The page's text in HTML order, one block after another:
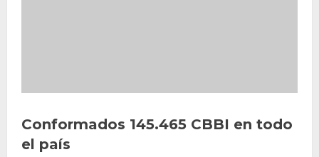
Conformados 145.465 CBBI en todo
el país